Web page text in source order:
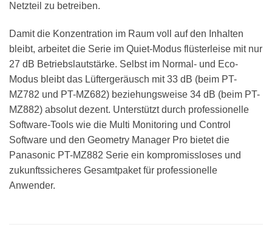
Netzteil zu betreiben.
Damit die Konzentration im Raum voll auf den Inhalten
bleibt, arbeitet die Serie im Quiet-Modus flüsterleise mit nur
27 dB Betriebslautstärke. Selbst im Normal- und Eco-
Modus bleibt das Lüftergeräusch mit 33 dB (beim PT-
MZ782 und PT-MZ682) beziehungsweise 34 dB (beim PT-
MZ882) absolut dezent. Unterstützt durch professionelle
Software-Tools wie die Multi Monitoring und Control
Software und den Geometry Manager Pro bietet die
Panasonic PT-MZ882 Serie ein kompromissloses und
zukunftssicheres Gesamtpaket für professionelle
Anwender.